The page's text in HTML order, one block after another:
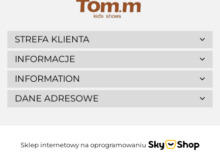
STREFA KLIENTA
INFORMACJE
INFORMATION
DANE ADRESOWE
Sklep internetowy na oprogramowaniu